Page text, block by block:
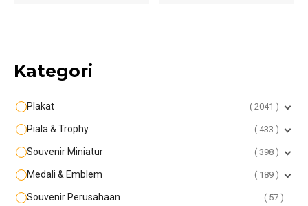
Kategori
Plakat 2041
Piala & Trophy 433
Souvenir Miniatur 398
Medali & Emblem 189
Souvenir Perusahaan 57